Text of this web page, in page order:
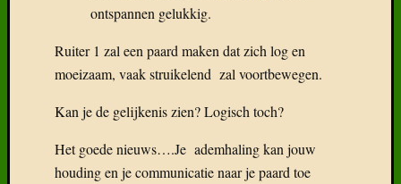
ontspannen gelukkig.
Ruiter 1 zal een paard maken dat zich log en
moeizaam, vaak struikelend zal voortbewegen.
Kan je de gelijkenis zien? Logisch toch?
Het goede nieuws….Je ademhaling kan jouw
houding en je communicatie naar je paard toe